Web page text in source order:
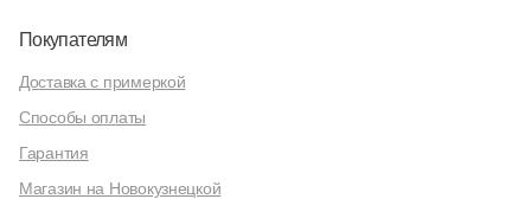
Покупателям
Доставка с примеркой
Способы оплаты
Гарантия
Магазин на Новокузнецкой